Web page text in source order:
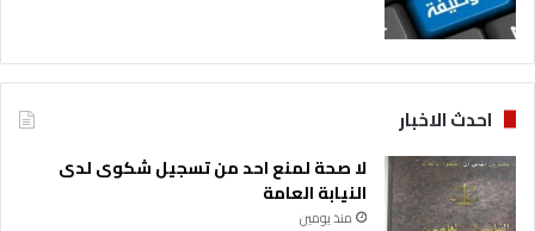
احدث الاخبار
لا صحة لمنع احد من تسجيل شكوى لدى
النيابة العامة
منذ يومين